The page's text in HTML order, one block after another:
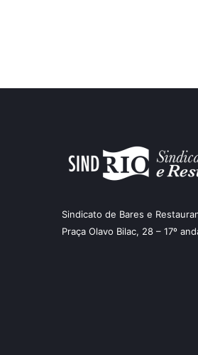
Sindicato de Bares e
Praça Olavo Bilac, 28 – 17º